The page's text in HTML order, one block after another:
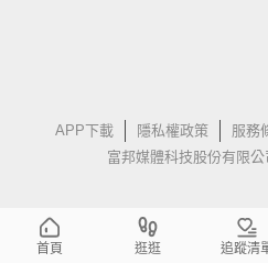
APP下載 隱私權政策 服務
富邦媒體科技股份有限
首頁 逛逛 追蹤清